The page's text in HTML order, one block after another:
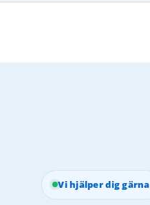
Vi hjälper dig gärna